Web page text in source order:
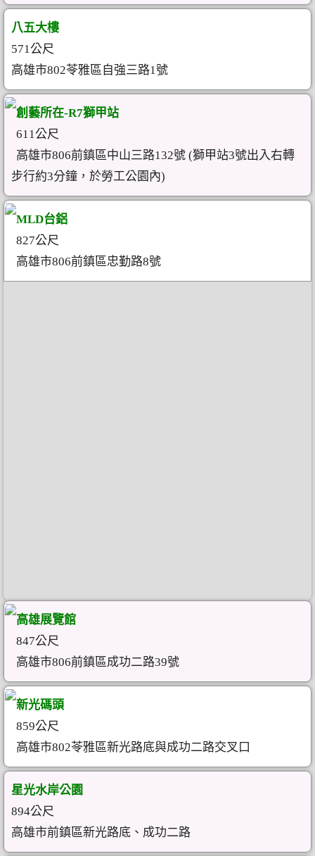
八五大樓
571公尺
高雄市802苓雅區自強三路1號
創藝所在-R7獅甲站
611公尺
高雄市806前鎮區中山三路132號 (獅甲站3號出入右轉
步行約3分鐘，於勞工公園內)
MLD台鋁
827公尺
高雄市806前鎮區忠勤路8號
高雄展覽館
847公尺
高雄市806前鎮區成功二路39號
新光碼頭
859公尺
高雄市802苓雅區新光路底與成功二路交叉口
星光水岸公園
894公尺
高雄市前鎮區新光路底、成功二路